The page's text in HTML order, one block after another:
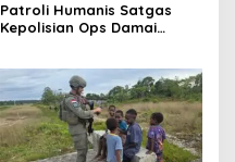
Patroli Humanis Satgas
Kepolisian Ops Damai
Masyarakat